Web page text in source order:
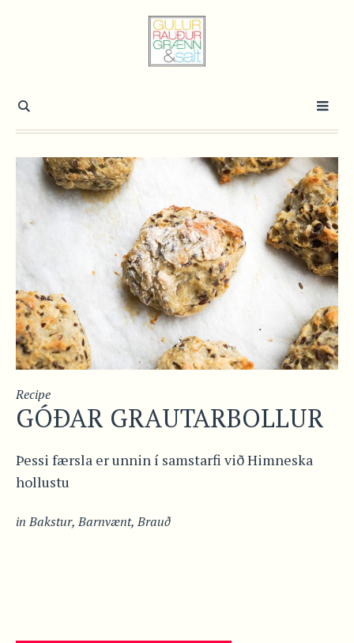
Recipe
GÓÐAR GRAUTARBOLLUR
Þessi færsla er unnin í samstarfi við Himneska
hollustu
inBakstur,Barnvænt,Brauð